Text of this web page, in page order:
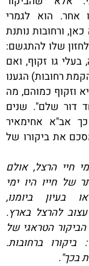
אחר. הוא לגמרי
ורחובות נותנת
שלו להתגשם:
בעלי גו זקוף, ואם
רחובות) הגענו
וזקוף כמוהם, מה
דור שלם". שנים
אב"א אחימאיר
את ביקורו של
חיי הרצל, אולם
של חייו היו ימי
בעיון ביומנו,
עצוב להרצל בארץ.
הטראגי של
ברחובות.
בכך".